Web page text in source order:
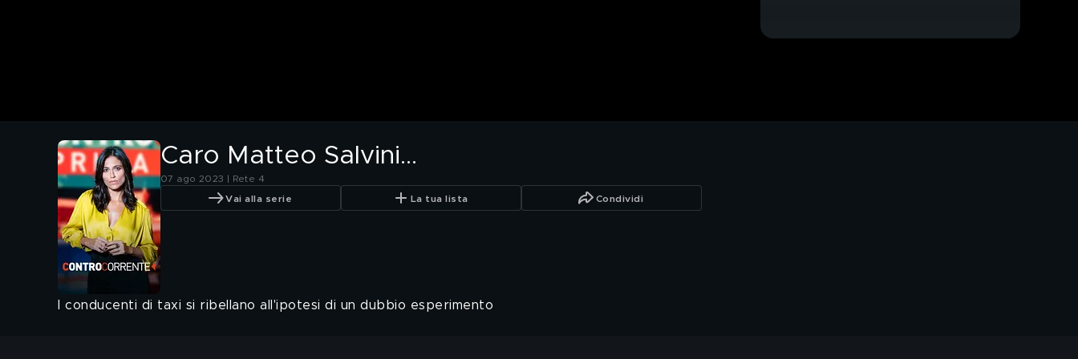
Caro Matteo Salvini...
07 ago 2023 | Rete 4
Vai alla serie La tua lista Condividi
I conducenti di taxi si ribellano all'ipotesi di un dubbio esperimento